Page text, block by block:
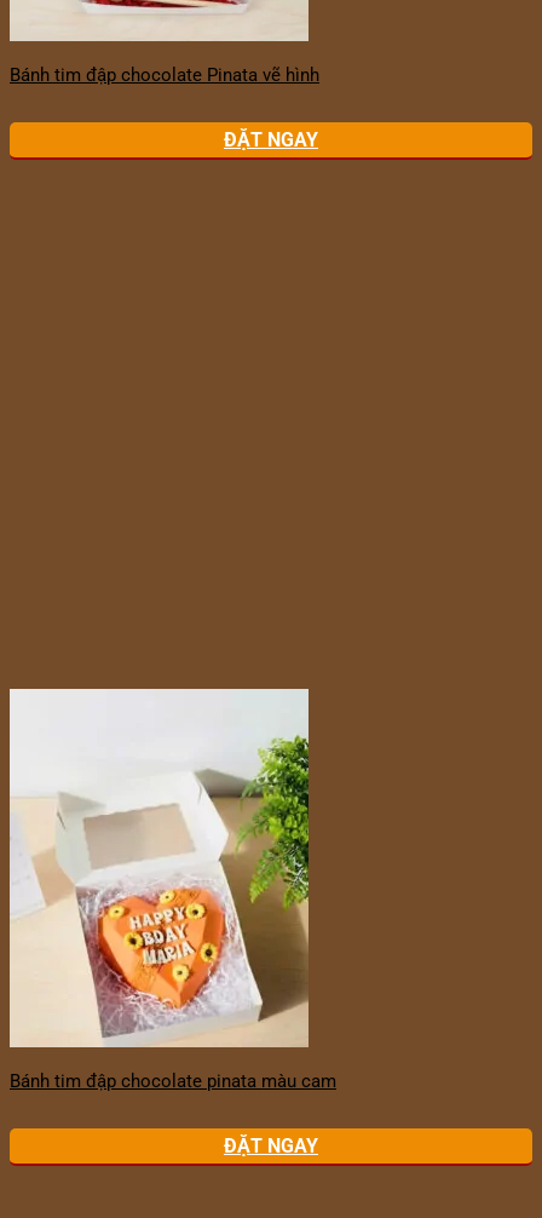
Bánh tim đập chocolate Pinata vẽ hình
ĐẶT NGAY
Bánh tim đập chocolate pinata màu cam
ĐẶT NGAY